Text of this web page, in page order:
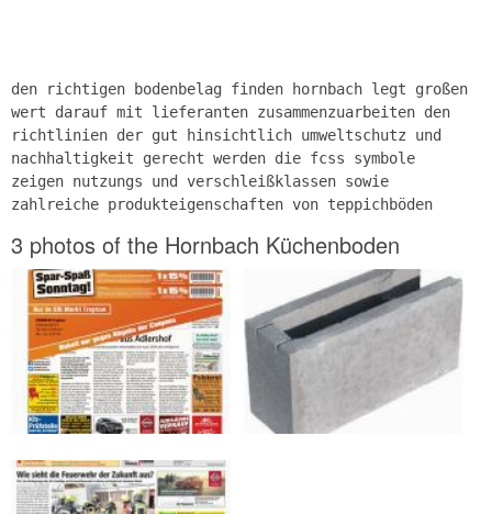
den richtigen bodenbelag finden hornbach legt großen
wert darauf mit lieferanten zusammenzuarbeiten den
richtlinien der gut hinsichtlich umweltschutz und
nachhaltigkeit gerecht werden die fcss symbole
zeigen nutzungs und verschleißklassen sowie
zahlreiche produkteigenschaften von teppichböden
3 photos of the Hornbach Küchenboden